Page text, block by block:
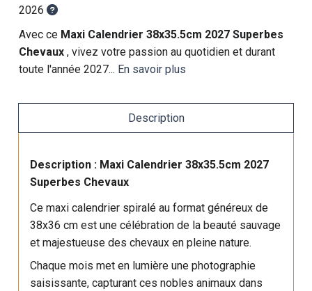
2026
Avec ce Maxi Calendrier 38x35.5cm 2027 Superbes
Chevaux, vivez votre passion au quotidien et durant
toute l'année 2027... En savoir plus
Description
Description : Maxi Calendrier 38x35.5cm 2027
Superbes Chevaux
Ce maxi calendrier spiralé au format généreux de
38x36 cm est une célébration de la beauté sauvage
et majestueuse des chevaux en pleine nature.
Chaque mois met en lumière une photographie
saisissante, capturant ces nobles animaux dans